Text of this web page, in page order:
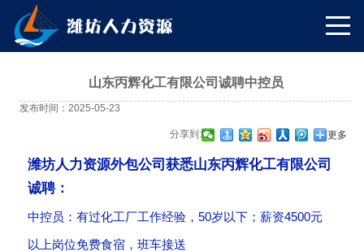
山东丙辉化工有限公司诚聘中控员
发布时间：2025-05-23
分享到: 更多
潍坊人力资源外包公司获悉山东丙辉化工有限公司
诚聘：
中控员：有过化工厂工作经验，50岁以下；薪资4500元
以上岗位免费食宿，班车接送